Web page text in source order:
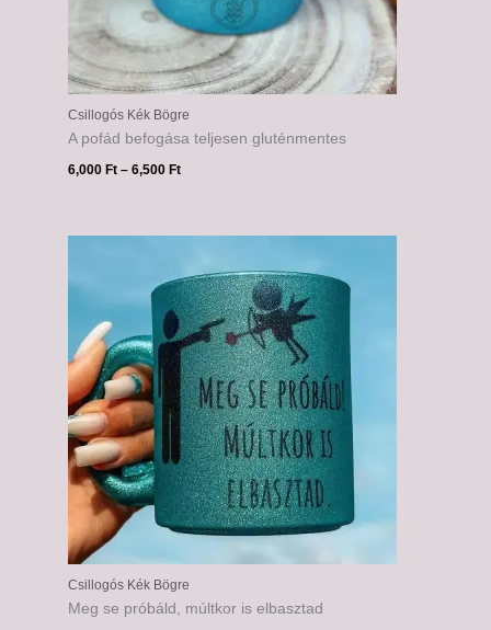
Csillogós Kék Bögre
A pofád befogása teljesen gluténmentes
6,000 Ft – 6,500 Ft
Csillogós Kék Bögre
Meg se próbáld, múltkor is elbasztad
6,500 Ft